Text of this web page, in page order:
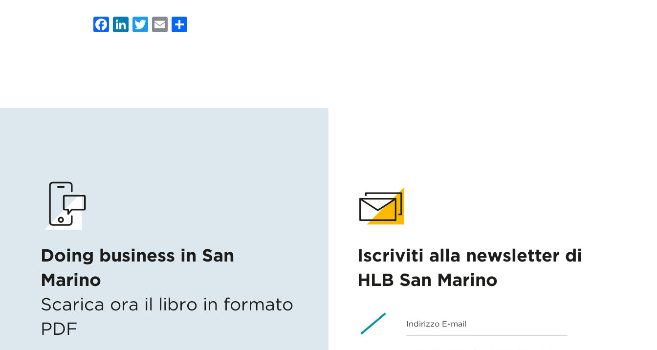
Facebook
LinkedIn
Twitter
Email
Doing business in San
Marino
Scarica ora il libro in formato
PDF
Iscriviti alla newsletter di
HLB San Marino
Indirizzo E-mail